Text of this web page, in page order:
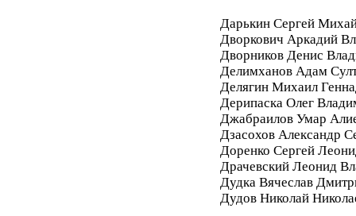
Дарькин Сергей
Дворкович Аркадий
Дворников Денис
Делимханов Адам
Делягин Михаил
Дерипаска Олег
Джабраилов Умар
Дзасохов Александр
Доренко Сергей
Драчевский Леонид
Дудка Вячеслав
Дудов Николай